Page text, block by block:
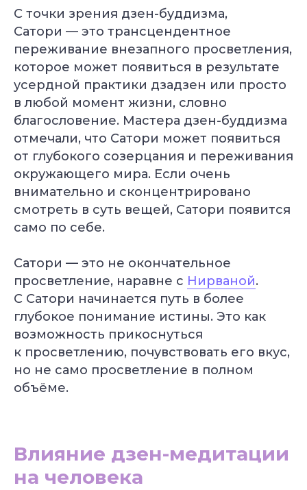
С точки зрения дзен-буддизма,
Сатори — это трансцендентное
переживание внезапного просветления,
которое может появиться в результате
усердной практики дзадзен или просто
в любой момент жизни, словно
благословение. Мастера дзен-буддизма
отмечали, что Сатори может появиться
от глубокого созерцания и переживания
окружающего мира. Если очень
внимательно и сконцентрировано
смотреть в суть вещей, Сатори появится
само по себе.
Сатори — это не окончательное
просветление, наравне с Нирваной.
С Сатори начинается путь в более
глубокое понимание истины. Это как
возможность прикоснуться
к просветлению, почувствовать его вкус,
но не само просветление в полном
объёме.
Влияние дзен-медитации
на человека
с экспертом
Грант на обучение
40 000 руб
10+ лет опыта
Обучили более 6 000 студентов
Популярные курсы Академии Йоги
Йога для
Длительность: 8 недель
Преподаватель
Длительность: 9 недель
Грант 40 000₽